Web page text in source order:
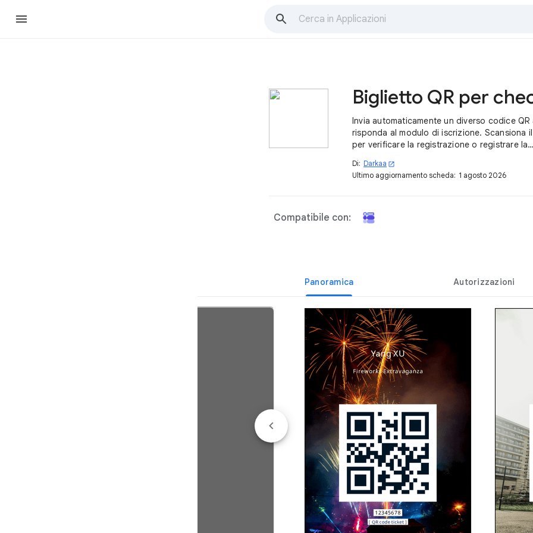
Invia automaticamente un diverso codice QR
risponda al modulo di iscrizione. Scansiona
per verificare la registrazione o registrare la
Di: Darkaa open_in_new
Ultimo aggiornamento scheda: 1 agosto 2026
Compatibile con:
Panoramica Autorizzazioni